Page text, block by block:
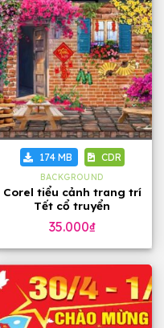
174 MB CDR
BACKGROUND
Corel tiểu cảnh trang trí
Tết cổ truyển
35.000₫